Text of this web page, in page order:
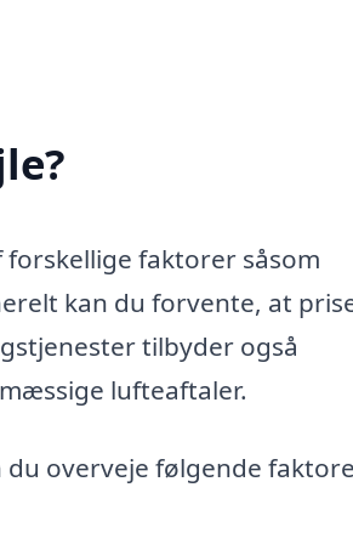
faktorer såsom
kan du forvente, at
tilbyder også
lufteaftaler.
overveje følgende